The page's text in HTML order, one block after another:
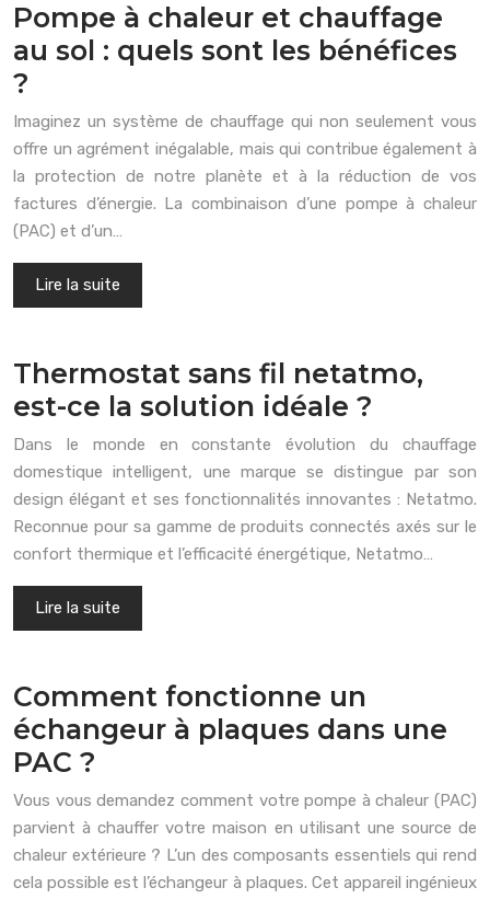
Pompe à chaleur et chauffage
au sol : quels sont les bénéfices
?
Imaginez un système de chauffage qui non seulement vous
offre un agrément inégalable, mais qui contribue également à
la protection de notre planète et à la réduction de vos
factures d’énergie. La combinaison d’une pompe à chaleur
(PAC) et d’un…
Lire la suite
Thermostat sans fil netatmo,
est-ce la solution idéale ?
Dans le monde en constante évolution du chauffage
domestique intelligent, une marque se distingue par son
design élégant et ses fonctionnalités innovantes : Netatmo.
Reconnue pour sa gamme de produits connectés axés sur le
confort thermique et l’efficacité énergétique, Netatmo…
Lire la suite
Comment fonctionne un
échangeur à plaques dans une
PAC ?
Vous vous demandez comment votre pompe à chaleur (PAC)
parvient à chauffer votre maison en utilisant une source de
chaleur extérieure ? L’un des composants essentiels qui rend
cela possible est l’échangeur à plaques. Cet appareil ingénieux